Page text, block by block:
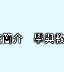
介 學與